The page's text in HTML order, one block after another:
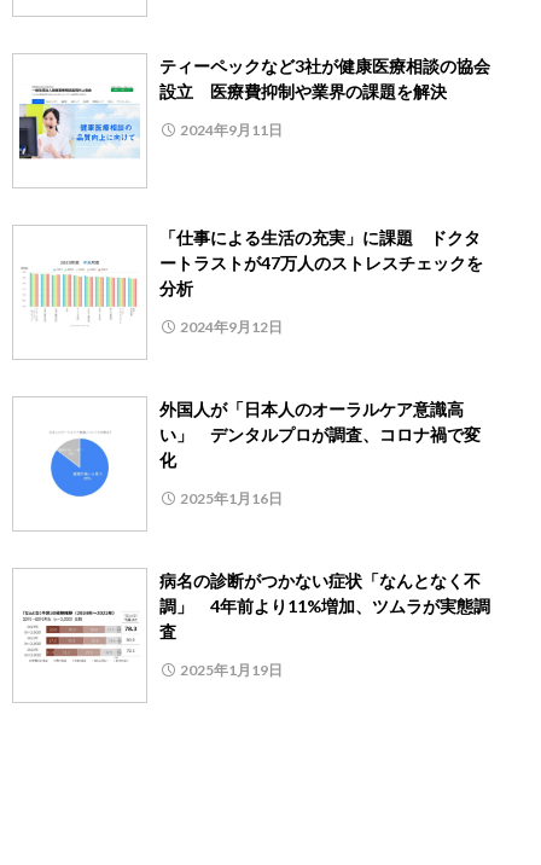
ティーペックなど3社が健康医療相談の協会
設立 医療費抑制や業界の課題を解決
2024年9月11日
「仕事による生活の充実」に課題 ドクタ
ートラストが47万人のストレスチェックを
分析
2024年9月12日
外国人が「日本人のオーラルケア意識高
い」 デンタルプロが調査、コロナ禍で変
化
2025年1月16日
病名の診断がつかない症状「なんとなく不
調」 4年前より11%増加、ツムラが実態調
査
2025年1月19日